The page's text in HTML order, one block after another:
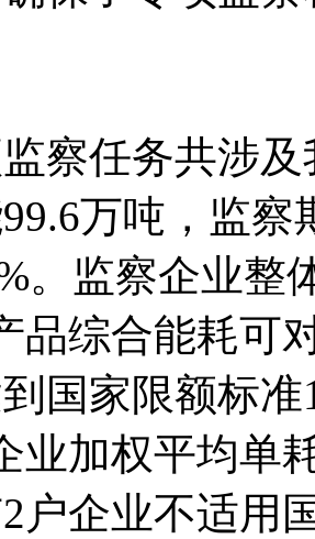
察任务共涉
万吨，监察
。监察企业整
品综合能耗可
国家限额标
业加权平均单
户企业不适用